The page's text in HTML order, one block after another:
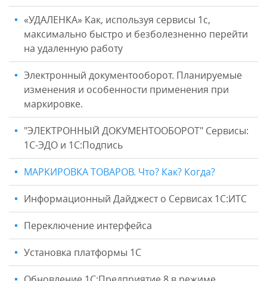
«УДАЛЕНКА» Как, используя сервисы 1с,
максимально быстро и безболезненно перейти
на удаленную работу
Электронный документооборот. Планируемые
изменения и особенности применения при
маркировке.
"ЭЛЕКТРОННЫЙ ДОКУМЕНТООБОРОТ" Сервисы:
1С-ЭДО и 1С:Подпись
МАРКИРОВКА ТОВАРОВ. Что? Как? Когда?
Информационный Дайджест о Сервисах 1С:ИТС
Переключение интерфейса
Установка платформы 1C